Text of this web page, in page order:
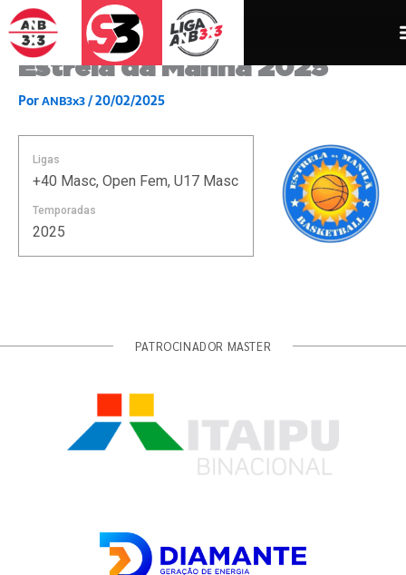
para
conteúdo
Estrela da Manhã 2025
PorANB3x3/20/02/2025
Ligas
+40 Masc, Open Fem, U17 Masc
Temporadas
2025
PATROCINADOR MASTER